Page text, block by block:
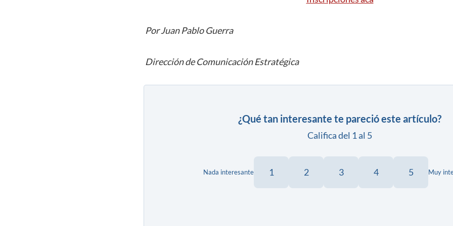
Por Juan Pablo Guerra
Dirección de Comunicación Estratégica
¿Qué tan interesante te pareció este artículo?
Califica del 1 al 5
Nada interesante 1 2 3 4 5 Muy